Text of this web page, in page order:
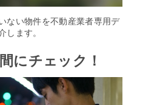
ない物件を不動産業者専用デ
します。
にチェック！